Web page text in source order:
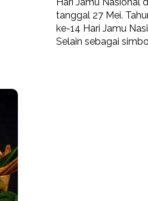
tanggal 27 Mei.
ke-14 Hari Jamu
Selain sebagai